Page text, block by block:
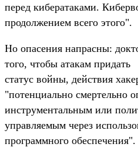
перед кибератаками.
продолжением всего этого".
Но опасения напрасны:
того, чтобы атакам придать
статус войны, действия
"потенциально смертельно
инструментальным или
управляемым через
программного